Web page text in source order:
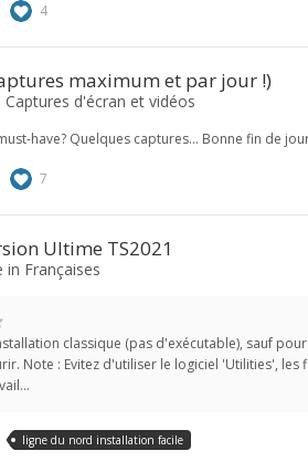
4
maximum et par jour !)
Captures d'écran et vidéos
have? Quelques captures... Bonne fin de
7
Ultime TS2021
in Françaises
classique (pas d'exécutable), sauf
Note : Evitez d'utiliser le logiciel 'Utilities',
ligne du nord installation facile